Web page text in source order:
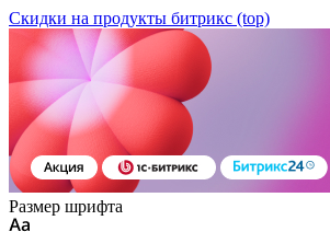
Скидки на продукты битрикс (top)
Размер шрифта